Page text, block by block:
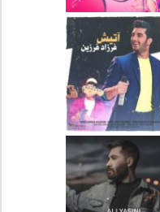
دانلود آهنگ جدید علی
لهراسبی بنام صورت
دانلود آهنگ جدید فرزاد
فرزین بنام آتیش